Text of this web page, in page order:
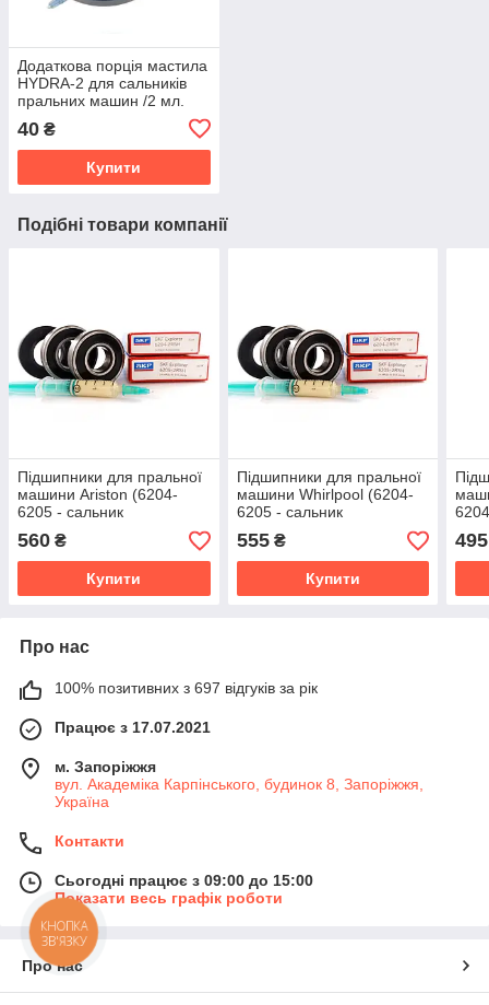
Додаткова порція мастила
HYDRA-2 для сальників
пральних машин /2 мл.
40 ₴
Купити
Подібні товари компанії
Підшипники для пральної
машини Ariston (6204-
6205 - сальник
30*52*10/12 - мастило 2
мл) SKF
560 ₴
Купити
Підшипники для пральної
машини Whirlpool (6204-
6205 - сальник
30*52*8.5/10.5 - мастило 2
мл) SKF
555₴
Купити
мл)
495
Про нас
100% позитивних з 697 відгуків за рік
Працює з 17.07.2021
м. Запоріжжя
вул. Академіка Карпінського, будинок 8, Запоріжжя,
Україна
Контакти
Сьогодні працює з 09:00 до 15:00
Показати весь графік роботи
Про нас
КНОПКА
ЗВ'ЯЗКУ